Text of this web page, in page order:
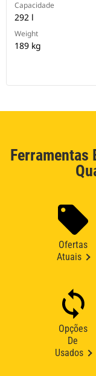
Capacidade
292 l
Weight
189 kg
Ferramentas
Ofertas
Atuais
Opções
De
Usados